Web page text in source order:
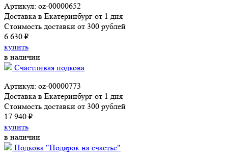
Артикул: oz-00000652
Доставка в Екатеринбург от 1 дня
Стоимость доставки от 300 рублей
6 630 ₽
купить
в наличии
Счастливая подкова
Артикул: oz-00000773
Доставка в Екатеринбург от 1 дня
Стоимость доставки от 300 рублей
17 940 ₽
купить
в наличии
Подкова "Подарок на счастье"